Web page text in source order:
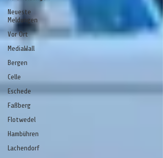
Neueste
Meldungen
Vor Ort
MediaWall
Bergen
Celle
Eschede
Faßberg
Flotwedel
Hambühren
Lachendorf